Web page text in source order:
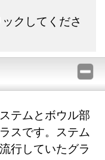
クしてくださ
テムとボウル部
スです。ステム
行していたグラ